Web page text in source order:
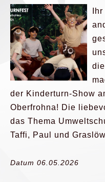
der Kinderturn-Show
Oberfrohna! Die
das Thema
Taffi, Paul und
Datum 06.05.2026